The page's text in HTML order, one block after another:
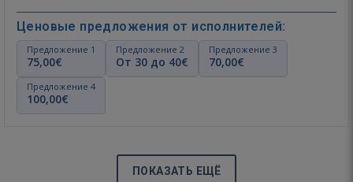
Ценовые предложения от исполнителей:
Предложение 1
75,00€
Предложение 2
От 30 до 40€
Предложение 3
70,00€
Предложение 4
100,00€
ПОКАЗАТЬ ЕЩЁ